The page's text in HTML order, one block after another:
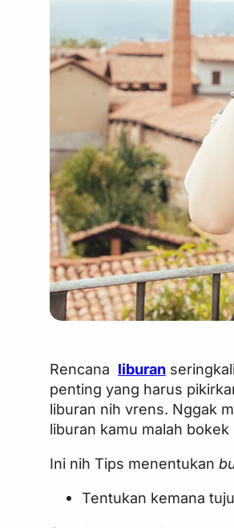
Rencana liburan
penting yang harus
liburan nih vrens. Nggak
liburan kamu malah
Ini nih Tips menentukan
Tentukan kemana